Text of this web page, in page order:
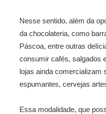
Nesse sentido, além da
da chocolateria, como
Páscoa, entre outras
consumir cafés, salgados
lojas ainda comercializam
espumantes, cervejas
Essa modalidade, que